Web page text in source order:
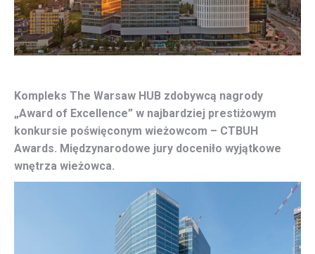
Kompleks The Warsaw HUB zdobywcą nagrody
„Award of Excellence” w najbardziej prestiżowym
konkursie poświęconym wieżowcom – CTBUH
Awards. Międzynarodowe jury doceniło wyjątkowe
wnętrza wieżowca.